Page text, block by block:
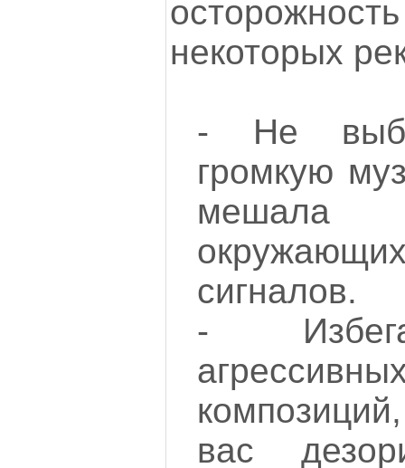
некоторых
- Не
громкую
мешала
сигналов.
-
вас